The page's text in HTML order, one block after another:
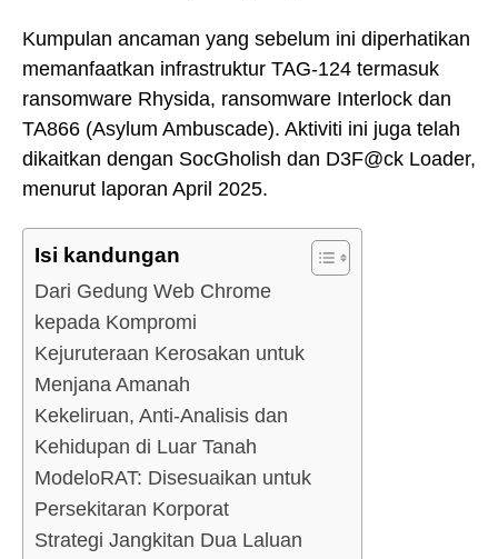
Kumpulan ancaman yang sebelum ini diperhatikan
memanfaatkan infrastruktur TAG-124 termasuk
ransomware Rhysida, ransomware Interlock dan
TA866 (Asylum Ambuscade). Aktiviti ini juga telah
dikaitkan dengan SocGholish dan D3F@ck Loader,
menurut laporan April 2025.
Isi kandungan
Dari Gedung Web Chrome
kepada Kompromi
Kejuruteraan Kerosakan untuk
Menjana Amanah
Kekeliruan, Anti-Analisis dan
Kehidupan di Luar Tanah
ModeloRAT: Disesuaikan untuk
Persekitaran Korporat
Strategi Jangkitan Dua Laluan